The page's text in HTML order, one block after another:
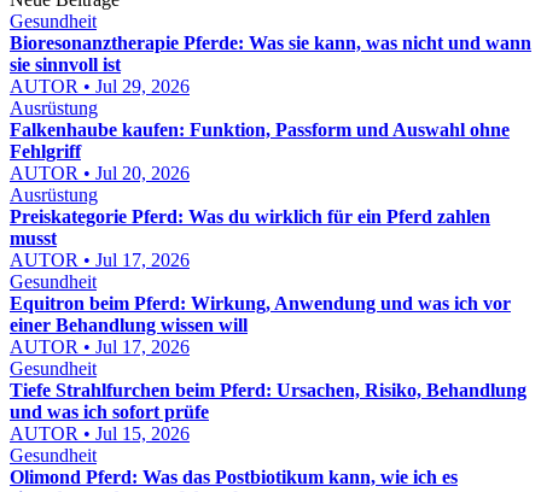
Gesundheit
Bioresonanztherapie Pferde: Was sie kann, was nicht und wann
sie sinnvoll ist
AUTOR • Jul 29, 2026
Ausrüstung
Falkenhaube kaufen: Funktion, Passform und Auswahl ohne
Fehlgriff
AUTOR • Jul 20, 2026
Ausrüstung
Preiskategorie Pferd: Was du wirklich für ein Pferd zahlen
musst
AUTOR • Jul 17, 2026
Gesundheit
Equitron beim Pferd: Wirkung, Anwendung und was ich vor
einer Behandlung wissen will
AUTOR • Jul 17, 2026
Gesundheit
Tiefe Strahlfurchen beim Pferd: Ursachen, Risiko, Behandlung
und was ich sofort prüfe
AUTOR • Jul 15, 2026
Gesundheit
Olimond Pferd: Was das Postbiotikum kann, wie ich es